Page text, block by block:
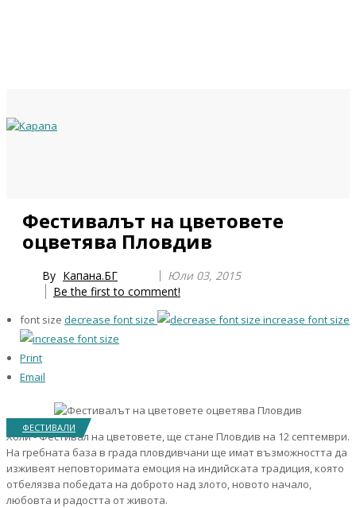
Фестивалът на цветовете
оцветява Пловдив
By Капана.БГ
Юли 03, 2015
Be the first to comment!
font size decrease font size increase font size
Print
Email
ФЕСТИВАЛИ
Холи - Фестивал на цветовете, ще стане Пловдив на 12 септември.
На гребната база в града пловдивчани ще имат възможността да
изживеят неповторимата емоция на индийската традиция, която
отбелязва победата на доброто над злото, новото начало,
любовта и радостта от живота.
Year
Month
Year
Month